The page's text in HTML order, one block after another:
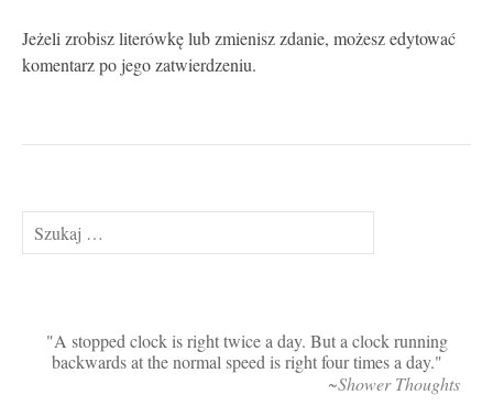
Jeżeli zrobisz literówkę lub zmienisz zdanie, możesz edytować
komentarz po jego zatwierdzeniu.
Szukaj:
A stopped clock is right twice a day. But a clock running
backwards at the normal speed is right four times a day.
~Shower Thoughts